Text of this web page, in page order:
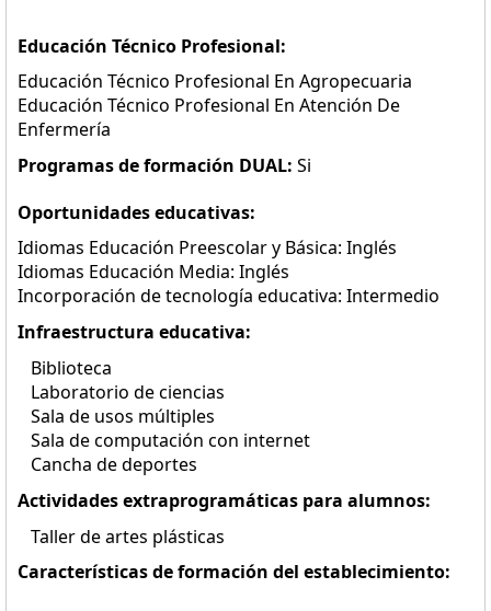
Educación Técnico Profesional:
Educación Técnico Profesional En Agropecuaria
Educación Técnico Profesional En Atención De
Enfermería
Programas de formación DUAL: Si
Oportunidades educativas:
Idiomas Educación Preescolar y Básica: Inglés
Idiomas Educación Media: Inglés
Incorporación de tecnología educativa: Intermedio
Infraestructura educativa:
Biblioteca
Laboratorio de ciencias
Sala de usos múltiples
Sala de computación con internet
Cancha de deportes
Actividades extraprogramáticas para alumnos:
Taller de artes plásticas
Características de formación del establecimiento: